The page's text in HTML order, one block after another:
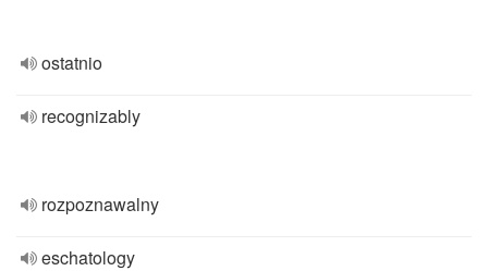
ostatnio
recognizably
rozpoznawalny
eschatology